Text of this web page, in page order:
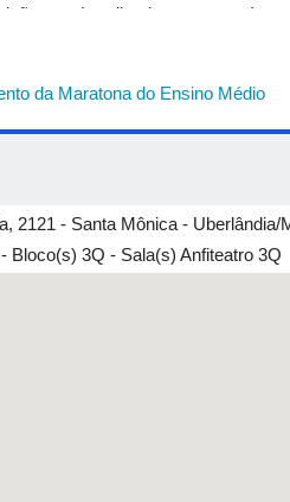
será realizada apenas após o
inscrições das equipes sejam
ser informados: 1) regime da
8) telefone do adulto
da competição.
da Maratona do Ensino Médio
2121 - Santa Mônica - Uberlândia/
Bloco(s) 3Q - Sala(s) Anfiteatro 3Q